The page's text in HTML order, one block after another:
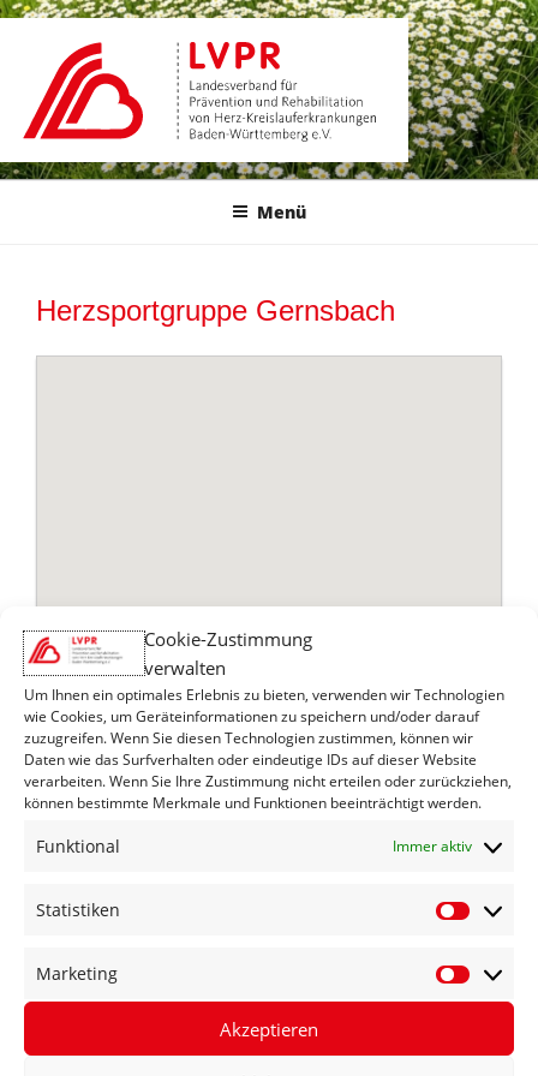
Cookie-Zustimmung
verwalten
Um Ihnen ein optimales Erlebnis zu bieten, verwenden wir Technologien
wie Cookies, um Geräteinformationen zu speichern und/oder darauf
zuzugreifen. Wenn Sie diesen Technologien zustimmen, können wir
Daten wie das Surfverhalten oder eindeutige IDs auf dieser Website
verarbeiten. Wenn Sie Ihre Zustimmung nicht erteilen oder zurückziehen,
können bestimmte Merkmale und Funktionen beeinträchtigt werden.
Funktional Immer aktiv
Statistiken
Marketing
Akzeptieren
Zum
springen
Menü
Herzsportgruppe Gernsbach
Adresse
Kastanienweg 6